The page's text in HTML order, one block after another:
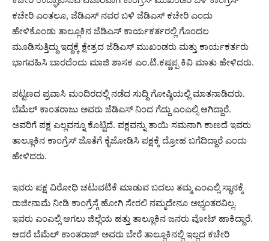
ಕಚೇರಿ ಎಂತಲೂ, ಜೆಡಿಎಸ್ ನವರ ಬಳಿ ಜೆಡಿಎಸ್ ಕಚೇರಿ ಎಂದು
ಹೇಳಿಕೊಂಡು ತಾಲ್ಲೂಕಿನ ಜೆಡಿಎಸ್ ಕಾರ್ಯಕರ್ತರಲ್ಲಿ ಗೊಂದಲ
ಮೂಡಿಸುತ್ತಿದ್ದು ಇದ್ದಕ್ಕೆ ಕ್ಷೇತ್ರದ ಜೆಡಿಎಸ್ ಮುಖಂಡರು ಮತ್ತು ಕಾರ್ಯಕರ್ತರು
ಭಾಗವಹಿಸಿ ಬಾರದೆಂದು ಮಾಜಿ ಶಾಸಕ ಎಂ.ಟಿ.ಕಷ್ಣಪ್ಪ ಕಿವಿ ಮಾತು ಹೇಳಿದರು.
ಪಟ್ಟಣದ ಪ್ರವಾಸಿ ಮಂದಿರದಲ್ಲಿ ನಡೆದ ಸುದ್ದಿ ಗೋಷ್ಠಿಯಲ್ಲಿ ಮಾತನಾಡಿದರು.
ಬೆಮೆಲ್ ಕಾಂತರಾಜು ಅವರು ಜೆಡಿಎಸ್ ನಿಂದ ಗೆದ್ದು ಎಂಎಲ್ಸಿ ಆಗಿದ್ದಾರೆ.
ಅವರಿಗೆ ಪಕ್ಷ ಎಲ್ಲವನ್ನೂ ಕೊಟ್ಟಿದೆ. ಪಕ್ಷವನ್ನು ತಾಯಿ ಸಮನಾಗಿ ಕಾಣದೆ ಇವರು
ತಾಲ್ಲೂಕಿನ ಕಾಂಗ್ರೆಸ್ ಜೊತೆಗೆ ಕೈಜೋಡಿಸಿ ಪಕ್ಷಕ್ಕೆ ದ್ರೋಹ ಬಗೆದಿದ್ದಾರೆ ಎಂದು
ಹೇಳಿದರು.
ಇವರು ಪಕ್ಷ ವಿರೋಧಿ ಚಟುವಟಿಕೆ ಮಾಡುವ ಬದಲು ತಮ್ಮ ಎಂಎಲ್ಸಿ ಸ್ಥಾನಕ್ಕೆ
ರಾಜೀನಾಮೆ ನೀಡಿ ಕಾಂಗ್ರೆಸ್ಗೆ ಹೋಗಿ ಸೇರಲಿ ನಮ್ಮದೇನೂ ಅಭ್ಯಂತರವಿಲ್ಲ.
ಇವರು ಎಂಎಲ್ಸಿ ಆಗಲು ಜಿಲ್ಲೆಯ ಹತ್ತು ತಾಲ್ಲೂಕಿನ ಜನರು ವೋಟ್ ಹಾಕಿದ್ದಾರೆ.
ಆದರೆ ಬೆಮೆಲ್ ಕಾಂತರಾಜ್ ಅವರು ಬೇರೆ ತಾಲ್ಲೂಕಿನಲ್ಲಿ ಇಲ್ಲದ ಕಚೇರಿ